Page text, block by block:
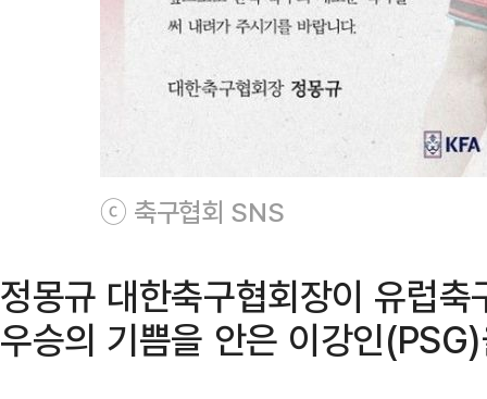
ⓒ 축구협회 SNS
정몽규 대한축구협회장이 유럽
우승의 기쁨을 안은 이강인